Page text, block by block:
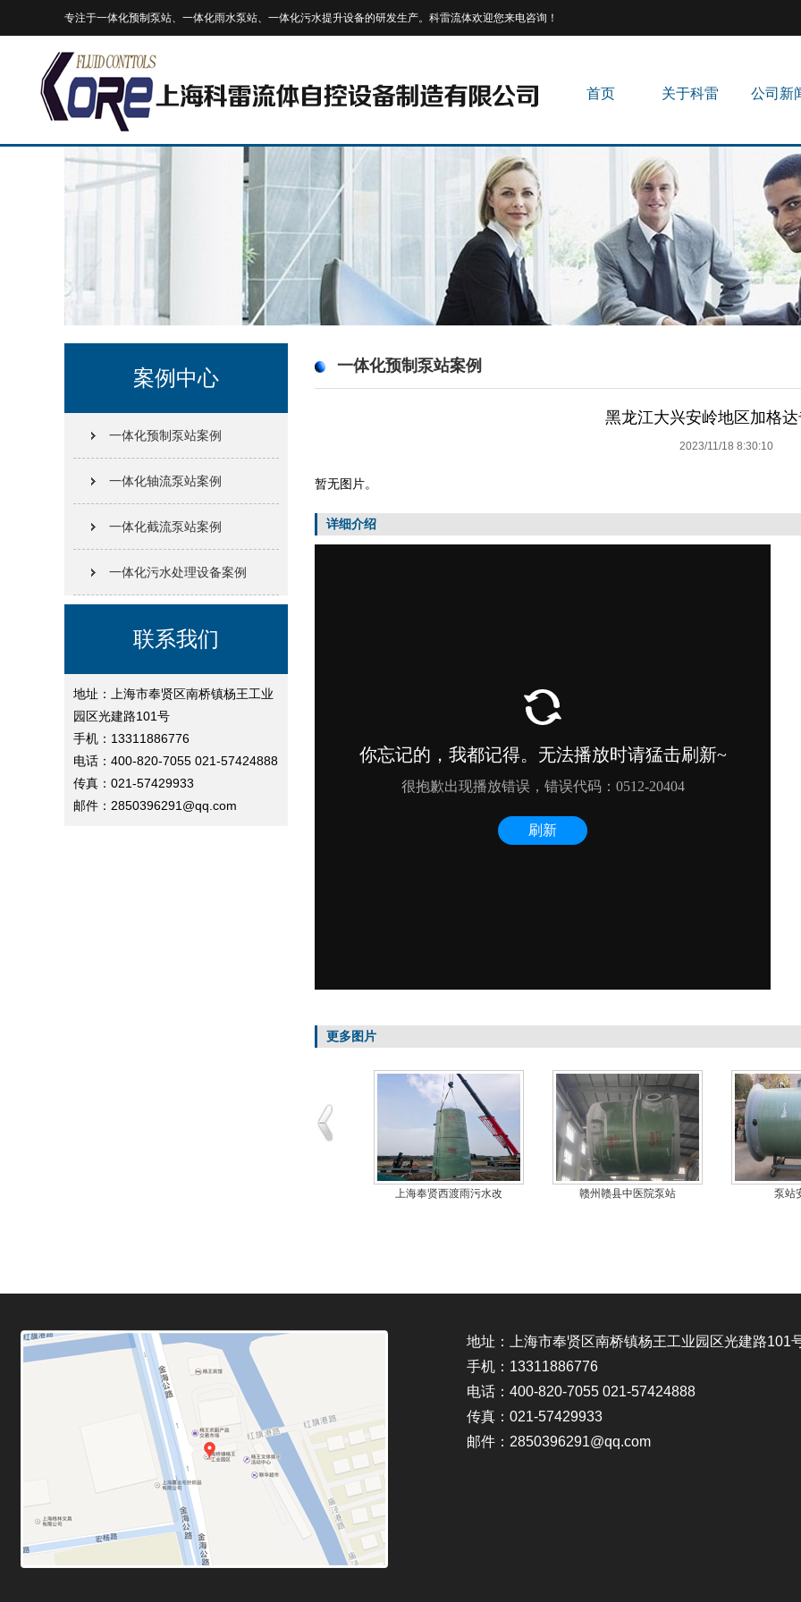
专注于一体化预制泵站、一体化雨水泵站、一体化污水提升设备的研发生产。科雷流体欢迎您来电咨询！
首页 关于科雷 公司新
1
案例中心
一体化预制泵站案例
一体化轴流泵站案例
一体化截流泵站案例
一体化污水处理设备案例
联系我们
地址：上海市奉贤区南桥镇杨王工业
园区光建路101号
手机：13311886776
电话：400-820-7055 021-57424888
传真：021-57429933
邮件：2850396291@qq.com
一体化预制泵站案例
黑龙江大兴安岭地区加格
2023/11/18 8:30:10
暂无图片。
详细介绍
更多图片
上海长丰新村积水点改 佛山顺德健康主题公园 闽侯县
地址：上海市奉贤区南桥镇杨王工业园区光建路101
手机：13311886776
电话：400-820-7055 021-57424888
传真：021-57429933
邮件：2850396291@qq.com